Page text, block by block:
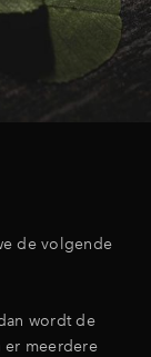
de volgende
wordt de
er meerdere